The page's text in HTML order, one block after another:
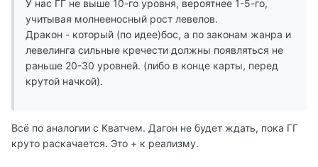
У нас ГГ не выше 10-го уровня, вероятнее 1-5-го,
учитывая молнееносный рост левелов.
Дракон - который (по идее)бос, а по законам жанра и
левелинга сильные кречести должны появляться не
раньше 20-30 уровней. (либо в конце карты, перед
крутой начкой).
Всё по аналогии с Кватчем. Дагон не будет ждать, пока ГГ
круто раскачается. Это + к реализму.